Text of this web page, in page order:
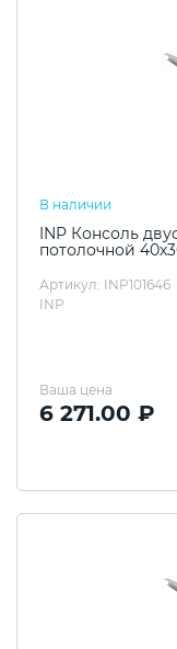
В наличии
INP Консоль
потолочной
Артикул: INP101646
INP
Ваша цена
6 271.00 ₽